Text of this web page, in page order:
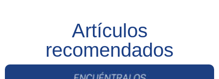
Artículos
recomendados